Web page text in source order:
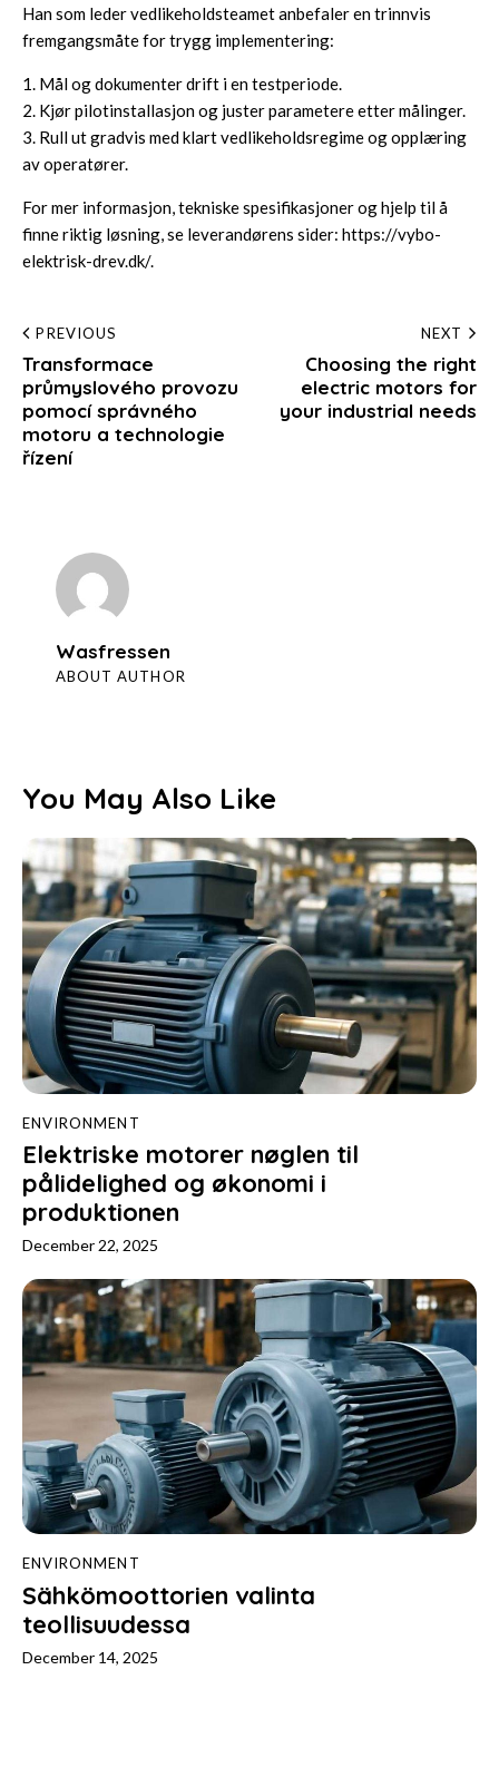
Han som leder vedlikeholdsteamet anbefaler en trinnvis
fremgangsmåte for trygg implementering:
1. Mål og dokumenter drift i en testperiode.
2. Kjør pilotinstallasjon og juster parametere etter målinger.
3. Rull ut gradvis med klart vedlikeholdsregime og opplæring
av operatører.
For mer informasjon, tekniske spesifikasjoner og hjelp til å
finne riktig løsning, se leverandørens sider: https://vybo-
elektrisk-drev.dk/.
Post
navigation
PREVIOUS
Transformace
průmyslového provozu
pomocí správného
motoru a technologie
řízení
NEXT
Choosing the right
electric motors for
your industrial needs
Wasfressen
ABOUT AUTHOR
You May Also Like
ENVIRONMENT
Elektriske motorer nøglen til
pålidelighed og økonomi i
produktionen
December 22, 2025
ENVIRONMENT
Sähkömoottorien valinta
teollisuudessa
December 14, 2025